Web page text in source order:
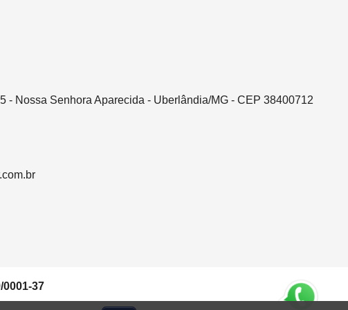
- Nossa Senhora Aparecida - Uberlândia/MG - CEP 38400712
37